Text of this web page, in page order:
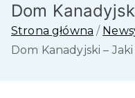
Dom
Strona główna
Dom Kanadyjski –